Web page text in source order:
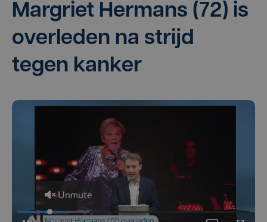
Mar­griet Her­mans (72) is
over­le­den na strijd
tegen kanker